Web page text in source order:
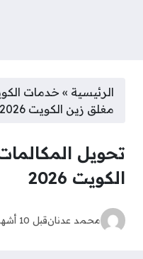
الرئيسية » خدمات
مغلق زين الكويت 2026
تحويل
الكويت 2026
محمد عدنانقبل 10 أشهر